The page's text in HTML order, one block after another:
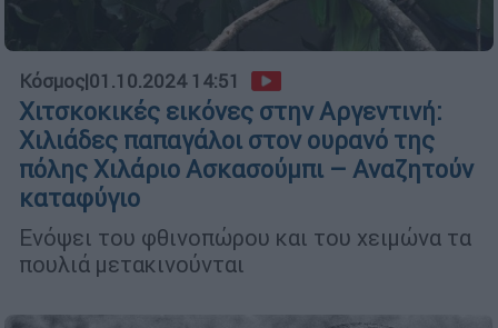
Κόσμος|01.10.2024 14:51
Χιτσκοκικές εικόνες στην Αργεντινή:
Χιλιάδες παπαγάλοι στον ουρανό της
πόλης Χιλάριο Ασκασούμπι – Αναζητούν
καταφύγιο
Ενόψει του φθινοπώρου και του χειμώνα τα
πουλιά μετακινούνται